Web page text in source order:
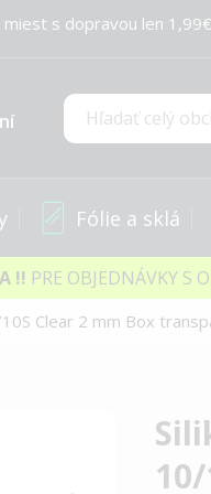
s dopravou len 1,99€
Hľadať
Fólie a sklá
!! PRE OBJEDNÁVKY S
Clear 2 mm Box